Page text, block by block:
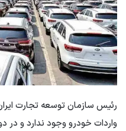
رئیس سازمان توسعه تجارت